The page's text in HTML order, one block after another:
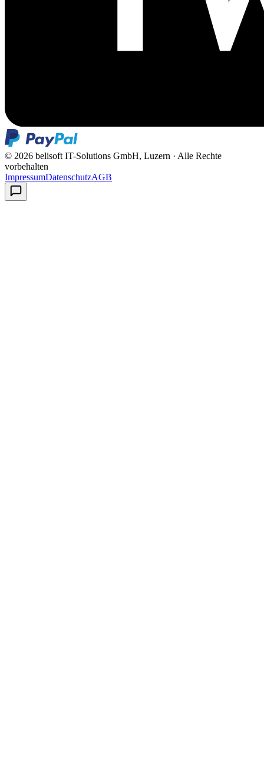
© 2026 belisoft IT-Solutions GmbH, Luzern · Alle Rechte
vorbehalten
ImpressumDatenschutzAGB